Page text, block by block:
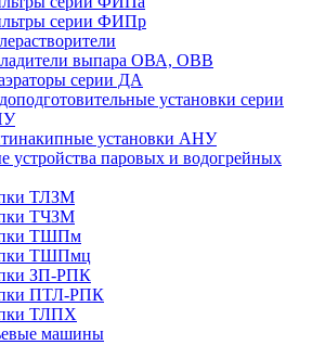
серии ФИПр
выпара ОВА, ОВВ
серии ДА
установки серии
установки АНУ
устройства паровых и водогрейных
ТЛЗМ
ТЧЗМ
ТШПм
ТШПмц
ЗП-РПК
ПТЛ-РПК
ТЛПХ
машины